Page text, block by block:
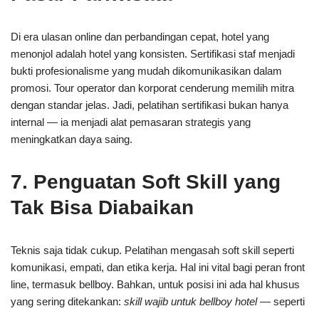
Di era ulasan online dan perbandingan cepat, hotel yang
menonjol adalah hotel yang konsisten. Sertifikasi staf menjadi
bukti profesionalisme yang mudah dikomunikasikan dalam
promosi. Tour operator dan korporat cenderung memilih mitra
dengan standar jelas. Jadi, pelatihan sertifikasi bukan hanya
internal — ia menjadi alat pemasaran strategis yang
meningkatkan daya saing.
7. Penguatan Soft Skill yang
Tak Bisa Diabaikan
Teknis saja tidak cukup. Pelatihan mengasah soft skill seperti
komunikasi, empati, dan etika kerja. Hal ini vital bagi peran front
line, termasuk bellboy. Bahkan, untuk posisi ini ada hal khusus
yang sering ditekankan: skill wajib untuk bellboy hotel— seperti